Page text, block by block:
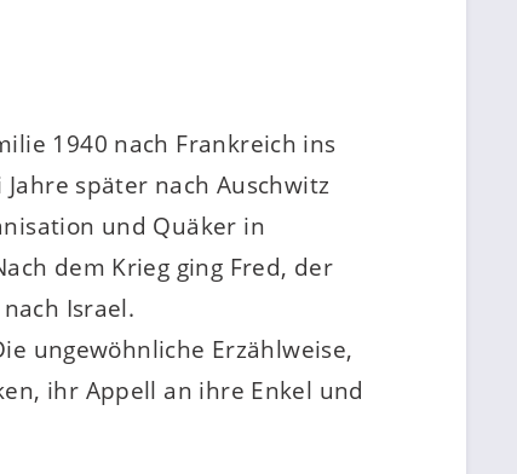
1940 nach Frankreich ins
später nach Auschwitz
und Quäker in
dem Krieg ging Fred, der
Israel.
ungewöhnliche Erzählweise,
ihr Appell an ihre Enkel und